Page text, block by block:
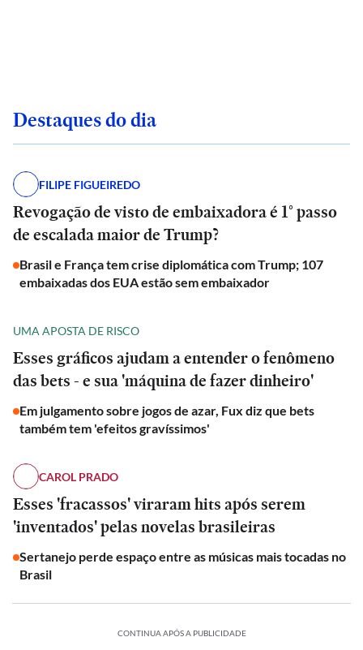
Destaques do dia
FILIPE FIGUEIREDO
Revogação de visto de embaixadora é 1° passo
de escalada maior de Trump?
Brasil e França tem crise diplomática com Trump; 107
embaixadas dos EUA estão sem embaixador
UMA APOSTA DE RISCO
Esses gráficos ajudam a entender o fenômeno
das bets - e sua 'máquina de fazer dinheiro'
Em julgamento sobre jogos de azar, Fux diz que bets
também tem 'efeitos gravíssimos'
CAROL PRADO
Esses 'fracassos' viraram hits após serem
'inventados' pelas novelas brasileiras
Sertanejo perde espaço entre as músicas mais tocadas no
Brasil
CONTINUA APÓS A PUBLICIDADE
INTERNACIONAL
Promessa
INTERNACIONAL